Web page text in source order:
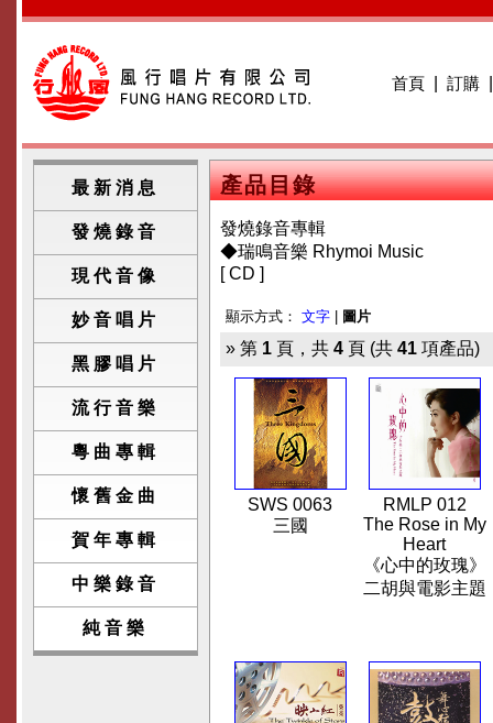
首頁 訂購
最新消息
發燒錄音
現代音像
妙音唱片
黑膠唱片
流行音樂
粵曲專輯
懷舊金曲
賀年專輯
中樂錄音
純音樂
產品目錄
發燒錄音專輯
◆瑞鳴音樂 Rhymoi Music
[ CD ]
顯示方式： 文字 圖片
» 第 1 頁，共 4 頁 (共 41 項產品)
SWS 0063
三國
RMLP 012
The Rose in My
Heart
《心中的玫瑰》
二胡與電影主題